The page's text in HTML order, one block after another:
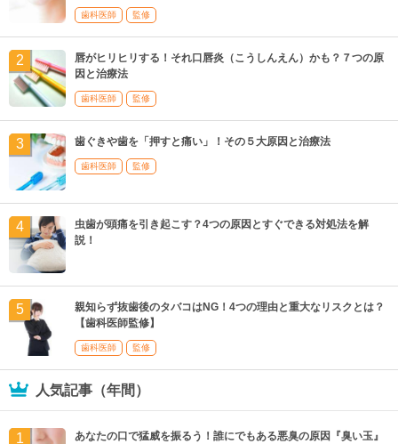
歯科医師 監修
唇がヒリヒリする！それ口唇炎（こうしんえん）かも？７つの原
因と治療法
歯科医師 監修
歯ぐきや歯を「押すと痛い」！その５大原因と治療法
歯科医師 監修
虫歯が頭痛を引き起こす？4つの原因とすぐできる対処法を解
説！
親知らず抜歯後のタバコはNG！4つの理由と重大なリスクとは？
【歯科医師監修】
歯科医師 監修
人気記事（年間）
あなたの口で猛威を振るう！誰にでもある悪臭の原因『臭い玉』